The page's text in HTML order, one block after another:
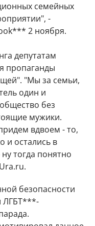
семейных
-
2 ноября.
депутатам
пропаганды
"Мы за семьи,
один и
без
мужики.
вдвоем - то,
и остались в
тогда понятно
безопасности
ЛГБТ***-